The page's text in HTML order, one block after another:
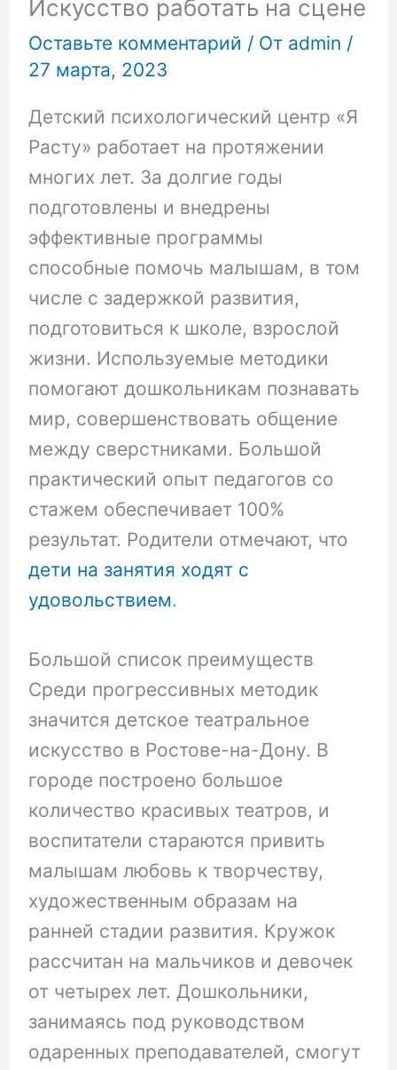
Искусство работать на сцене
Оставьте комментарий / От admin /
27 марта, 2023
Детский психологический центр «Я
Расту» работает на протяжении
многих лет. За долгие годы
подготовлены и внедрены
эффективные программы
способные помочь малышам, в том
числе с задержкой развития,
подготовиться к школе, взрослой
жизни. Используемые методики
помогают дошкольникам познавать
мир, совершенствовать общение
между сверстниками. Большой
практический опыт педагогов со
стажем обеспечивает 100%
результат. Родители отмечают, что
дети на занятия ходят с
удовольствием.
Большой список преимуществ
Среди прогрессивных методик
значится детское театральное
искусство в Ростове-на-Дону. В
городе построено большое
количество красивых театров, и
воспитатели стараются привить
малышам любовь к творчеству,
художественным образам на
ранней стадии развития. Кружок
рассчитан на мальчиков и девочек
от четырех лет. Дошкольники,
занимаясь под руководством
одаренных преподавателей, смогут